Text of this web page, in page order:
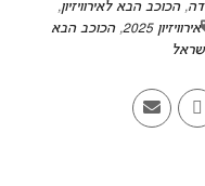
,הכוכב הבא לאירוויזיון,
אירוויזיון 2025 ,הכוכב הבא